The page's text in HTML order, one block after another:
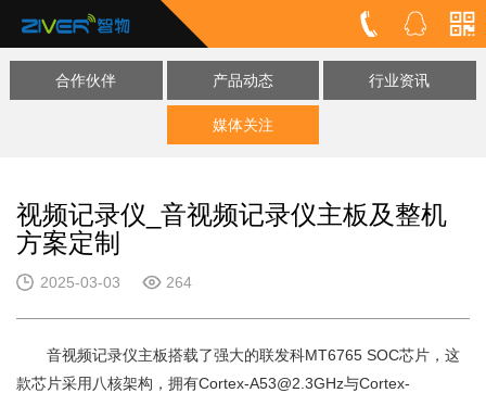
合作伙伴 产品动态 行业资讯
媒体关注
视频记录仪_音视频记录仪主板及整机
方案定制
2025-03-03 264
音视频记录仪主板搭载了强大的联发科MT6765 SOC芯片，这
款芯片采用八核架构，拥有Cortex-A53@2.3GHz与Cortex-